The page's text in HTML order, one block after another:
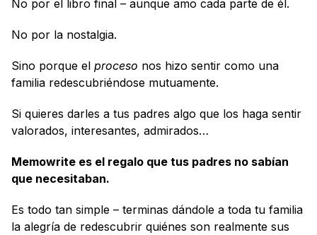
No por el libro final – aunque amo cada parte de él.
No por la nostalgia.
Sino porque el proceso nos hizo sentir como una
familia redescubriéndose mutuamente.
Si quieres darles a tus padres algo que los haga sentir
valorados, interesantes, admirados…
Memowrite es el regalo que tus padres no sabían
que necesitaban.
Es todo tan simple – terminas dándole a toda tu familia
la alegría de redescubrir quiénes son realmente sus